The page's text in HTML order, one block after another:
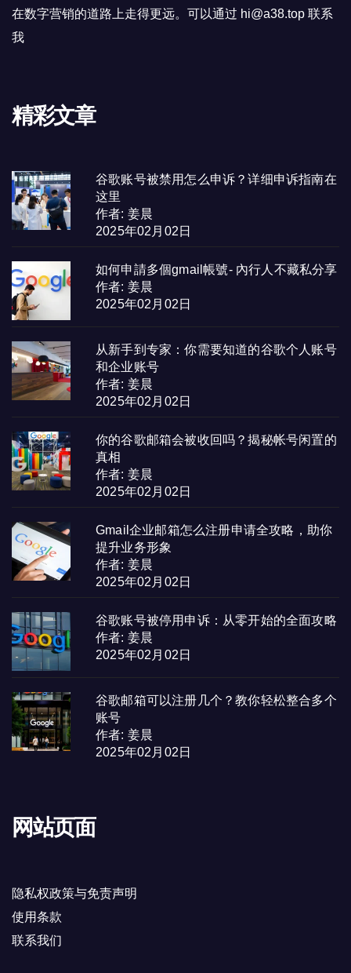
在数字营销的道路上走得更远。可以通过 hi@a38.top 联系
我
精彩文章
谷歌账号被禁用怎么申诉？详细申诉指南在
这里
作者: 姜晨
2025年02月02日
如何申請多個gmail帳號- 內行人不藏私分享
作者: 姜晨
2025年02月02日
从新手到专家：你需要知道的谷歌个人账号
和企业账号
作者: 姜晨
2025年02月02日
你的谷歌邮箱会被收回吗？揭秘帐号闲置的
真相
作者: 姜晨
2025年02月02日
Gmail企业邮箱怎么注册申请全攻略，助你
提升业务形象
作者: 姜晨
2025年02月02日
谷歌账号被停用申诉：从零开始的全面攻略
作者: 姜晨
2025年02月02日
谷歌邮箱可以注册几个？教你轻松整合多个
账号
作者: 姜晨
2025年02月02日
网站页面
隐私权政策与免责声明
使用条款
联系我们